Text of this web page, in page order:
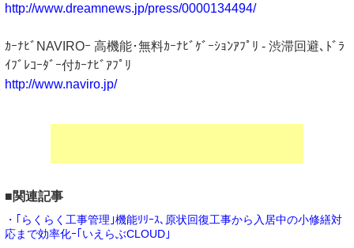
http://www.dreamnews.jp/press/0000134494/
ｶｰﾅﾋﾞNAVIROｰ 高機能･無料ｶｰﾅﾋﾞｹﾞｰｼｮﾝｱﾌﾟﾘ - 渋滞回避､ﾄﾞﾗ
ｲﾌﾞﾚｺｰﾀﾞｰ付ｶｰﾅﾋﾞｱﾌﾟﾘ
http://www.naviro.jp/
■関連記事
・｢らくらく工事管理｣機能ﾘﾘｰｽ､原状回復工事から入居中の小修繕対
応まで効率化ｰ｢いえらぶCLOUD｣